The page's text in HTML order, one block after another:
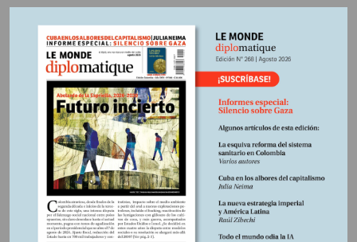
Información adicional
Región:Europa
Fuente:Periódico Le Monde diplomatique, edición
Colombia Nº267, Julio 2026
Otros Artículos